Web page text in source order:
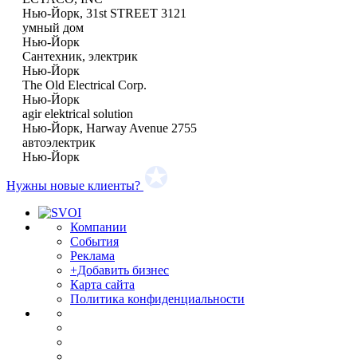
Нью-Йорк, 31st STREET 3121
умный дом
Нью-Йорк
Сантехник, электрик
Нью-Йорк
The Old Electrical Corp.
Нью-Йорк
agir elektrical solution
Нью-Йорк, Harway Avenue 2755
автоэлектрик
Нью-Йорк
Нужны новые клиенты?
Компании
События
Реклама
+Добавить бизнес
Карта сайта
Политика конфиденциальности